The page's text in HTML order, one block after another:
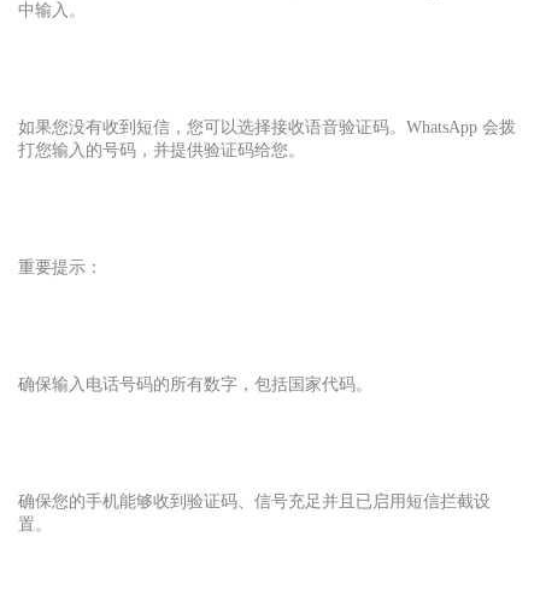
中输入。
如果您没有收到短信，您可以选择接收语音验证码。WhatsApp 会拨
打您输入的号码，并提供验证码给您。
重要提示：
确保输入电话号码的所有数字，包括国家代码。
确保您的手机能够收到验证码、信号充足并且已启用短信拦截设
置。